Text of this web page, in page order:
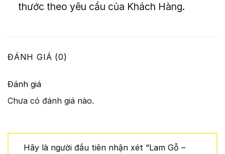
thước theo yêu cầu của Khách Hàng.
ĐÁNH GIÁ (0)
Đánh giá
Chưa có đánh giá nào.
Hãy là người đầu tiên nhận xét “Lam Gỗ –